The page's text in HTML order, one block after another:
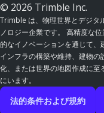
© 2026 Trimble Inc.
Trimble は、物理世界とデジタ
ノロジー企業です。 高精度な
的なイノベーションを通じて、
インフラの構築や維持、建物
化、または世界の地図作成に
にいます。
法的条件および規約